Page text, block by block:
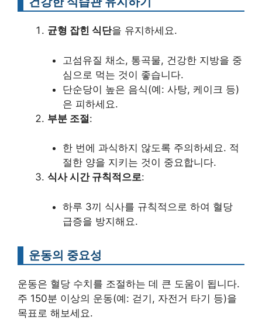
균형 잡힌 식단을 유지하세요.
고섬유질 채소, 통곡물, 건강한 지방을 중
심으로 먹는 것이 좋습니다.
단순당이 높은 음식(예: 사탕, 케이크 등)
은 피하세요.
부분 조절:
한 번에 과식하지 않도록 주의하세요. 적
절한 양을 지키는 것이 중요합니다.
식사 시간 규칙적으로:
하루 3끼 식사를 규칙적으로 하여 혈당
급증을 방지해요.
운동의 중요성
운동은 혈당 수치를 조절하는 데 큰 도움이 됩니다.
주 150분 이상의 운동(예: 걷기, 자전거 타기 등)을
목표로 해보세요.